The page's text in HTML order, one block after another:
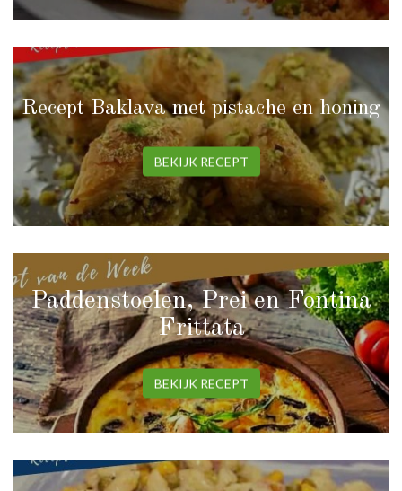
Recept Baklava met pistache en honing
BEKIJK RECEPT
Paddenstoelen, Prei en Fontina
Frittata
BEKIJK RECEPT